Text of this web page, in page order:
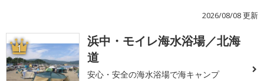
2026/08/08 更新
1
浜中・モイレ海水浴場／北海
道
安心・安全の海水浴場で海キャンプ